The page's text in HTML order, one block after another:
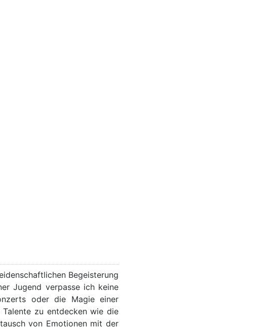
Begeisterung
Jugend verpasse ich keine
oder die Magie einer
zu entdecken wie die
von Emotionen mit der